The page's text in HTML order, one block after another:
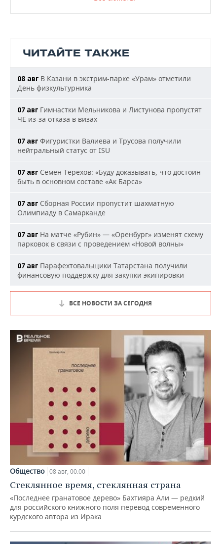
ЧИТАЙТЕ ТАКЖЕ
08 авг В Казани в экстрим-парке «Урам» отметили
День физкультурника
07 авг Гимнастки Мельникова и Листунова пропустят
ЧЕ из-за отказа в визах
07 авг Фигуристки Валиева и Трусова получили
нейтральный статус от ISU
07 авг Семен Терехов: «Буду доказывать, что достоин
быть в основном составе «Ак Барса»
07 авг Сборная России пропустит шахматную
Олимпиаду в Самарканде
07 авг На матче «Рубин» — «Оренбург» изменят схему
парковок в связи с проведением «Новой волны»
07 авг Парафехтовальщики Татарстана получили
финансовую поддержку для закупки экипировки
ВСЕ НОВОСТИ ЗА СЕГОДНЯ
Общество 08 авг, 00:00
Стеклянное время, стеклянная страна
«Последнее гранатовое дерево» Бахтияра Али — редкий
для российского книжного поля перевод современного
курдского автора из Ирака